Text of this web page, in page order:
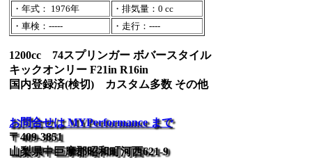
・年式： 1976年
・排気量：0 cc
・車検：-----
・走行：----
1200cc 74スプリンガー ボバースタイル
キックオンリー F21in R16in
国内登録済(検切) カスタム多数 その他
お問合せは MYPerformance まで
〒409-3851
山梨県中巨摩郡昭和町河西621-9